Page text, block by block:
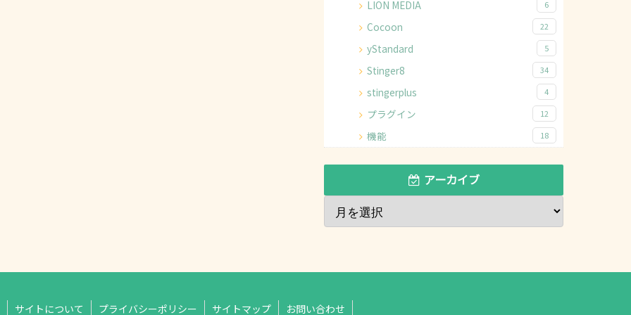
LION MEDIA 6
Cocoon 22
yStandard 5
Stinger8 34
stingerplus 4
プラグイン 12
機能 18
アーカイブ
サイトについて プライバシーポリシー サイトマップ お問い合わせ